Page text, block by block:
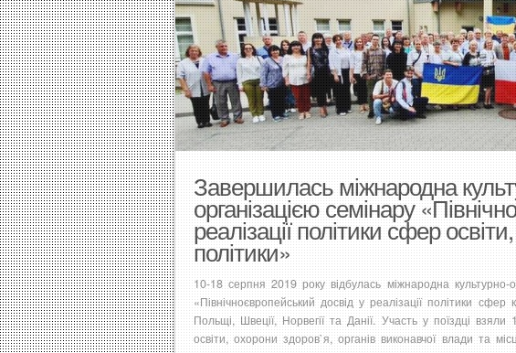
Завершилась міжнародна
організацією семінару
реалізації політики сфер
політики»
10-18 серпня 2019 року відбулась міжнародна культурно-
«Північноєвропейський досвід у реалізації політики сфер
Польщі, Швеції, Норвегії та Данії. Участь у поїздці взяли
освіти, охорони здоров`я, органів виконавчої влади та